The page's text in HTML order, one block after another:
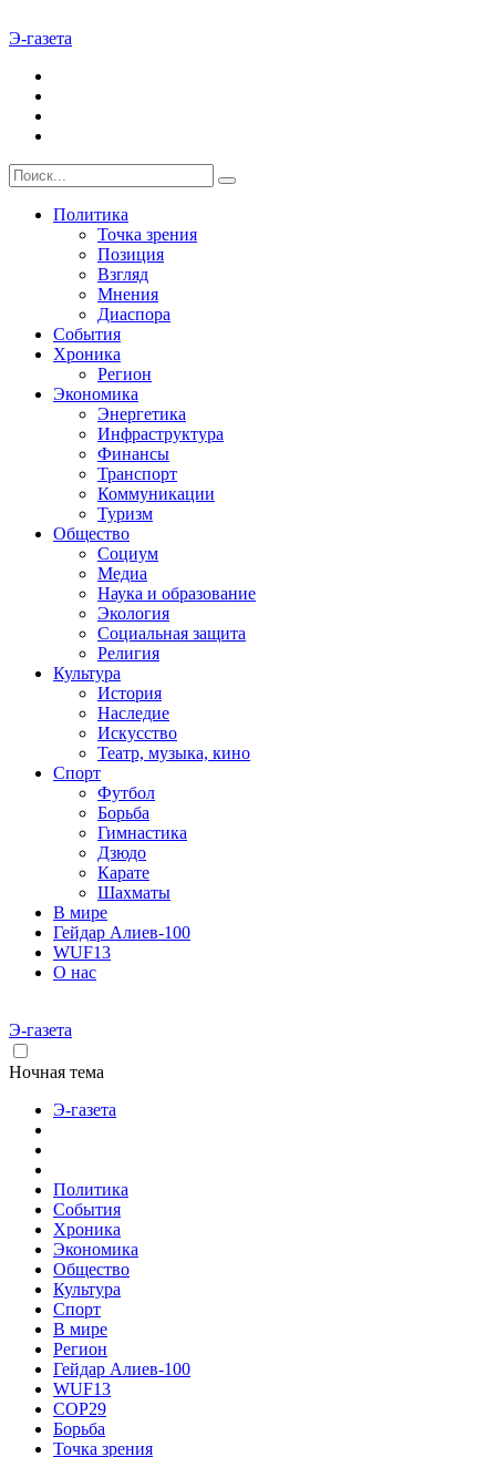
Э-газета
Политика
Точка зрения
Позиция
Взгляд
Мнения
Диаспора
События
Хроника
Регион
Экономика
Энергетика
Инфраструктура
Финансы
Транспорт
Коммуникации
Туризм
Общество
Социум
Медиа
Наука и образование
Экология
Социальная защита
Религия
Культура
История
Наследие
Искусство
Театр, музыка, кино
Спорт
Футбол
Борьба
Гимнастика
Дзюдо
Карате
Шахматы
В мире
Гейдар Алиев-100
WUF13
О нас
Э-газета
Ночная тема
Э-газета
Политика
События
Хроника
Экономика
Общество
Культура
Спорт
В мире
Регион
Гейдар Алиев-100
WUF13
COP29
Борьба
Точка зрения